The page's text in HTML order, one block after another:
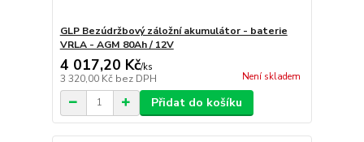
GLP Bezúdržbový záložní akumulátor - baterie
VRLA - AGM 80Ah / 12V
4 017,20 Kč/ks
3 320,00 Kč bez DPH Není skladem
Přidat do košíku